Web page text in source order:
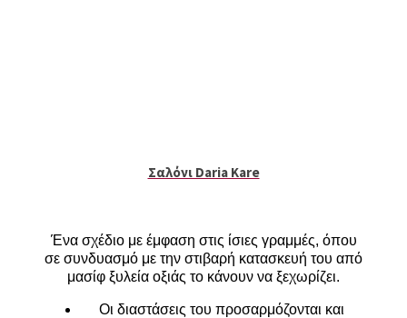
Σαλόνι Daria Kare
Ένα σχέδιο με έμφαση στις ίσιες γραμμές, όπου
σε συνδυασμό με την στιβαρή κατασκευή του από
μασίφ ξυλεία οξιάς το κάνουν να ξεχωρίζει.
Οι διαστάσεις του προσαρμόζονται και